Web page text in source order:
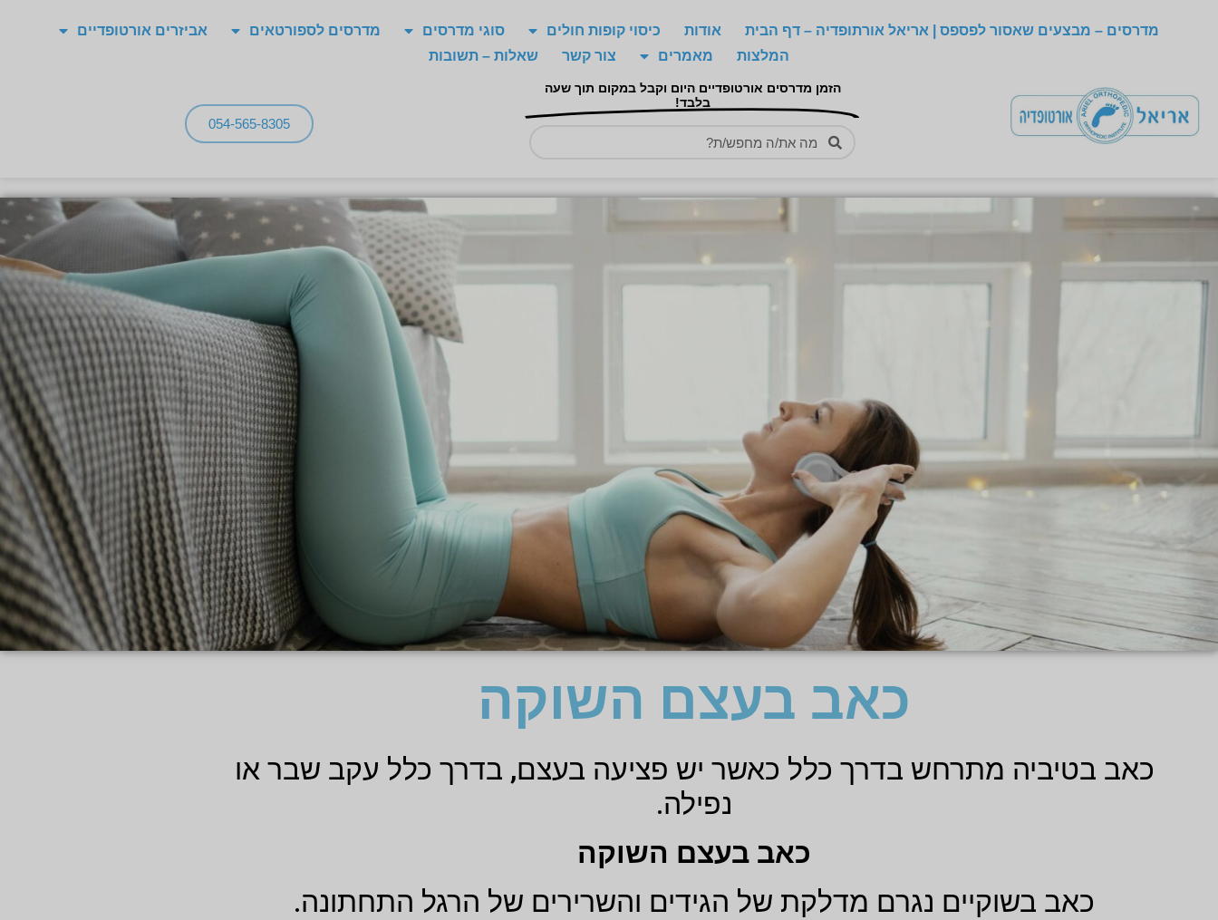
מדרסים – מבצעים שאסור לפספס | אריאל אורתופדיה – דף הבית אודות כיסוי קופות חולים סוגי מדרסים מדרסים לספורטאים
אביזרים אורטופדיים
המלצות
מאמרים צור קשר שאלות – תשובות
הזמן מדרסים אורטופדיים היום וקבל במקום תוך שעה
בלבד!
054-565-8305
כאב בעצם השוקה
כאב בטיביה מתרחש בדרך כלל כאשר יש פציעה בעצם, בדרך כלל עקב שבר או
נפילה.
כאב בעצם השוקה
כאב בשוקיים נגרם מדלקת של הגידים והשרירים של הרגל התחתונה.